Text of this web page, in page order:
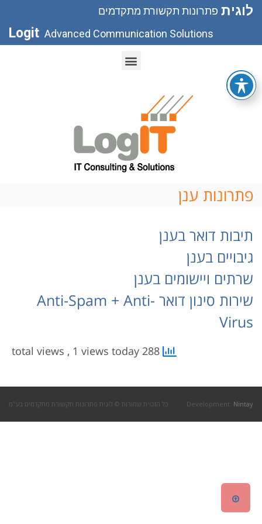
פתרונות תקשורת מתקדמים לוגית
Logit Advanced Communication Solutions
פתרונות ענן
תיבות דואר בענן
גיבויים בענן
שרתים ויישומים בענן
שירות סינון דואר Anti-Spam + Anti-
Virus
, 1 views today
Development: Nintay כל הזכוית שמורות © לוגית פתרונות תקשורת מתקדמים בע"מ
גלילה